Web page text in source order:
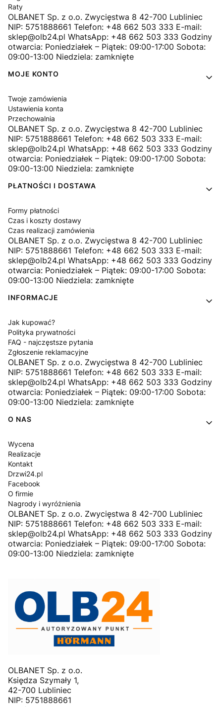
Raty
OLBANET Sp. z o.o. Zwycięstwa 8 42-700 Lubliniec
NIP: 5751888661 Telefon: +48 662 503 333 E-mail:
sklep@olb24.pl WhatsApp: +48 662 503 333 Godziny
otwarcia: Poniedziałek – Piątek: 09:00-17:00 Sobota:
09:00-13:00 Niedziela: zamknięte
MOJE KONTO
Twoje zamówienia
Ustawienia konta
Przechowalnia
OLBANET Sp. z o.o. Zwycięstwa 8 42-700 Lubliniec
NIP: 5751888661 Telefon: +48 662 503 333 E-mail:
sklep@olb24.pl WhatsApp: +48 662 503 333 Godziny
otwarcia: Poniedziałek – Piątek: 09:00-17:00 Sobota:
09:00-13:00 Niedziela: zamknięte
PŁATNOŚCI I DOSTAWA
Formy płatności
Czas i koszty dostawy
Czas realizacji zamówienia
OLBANET Sp. z o.o. Zwycięstwa 8 42-700 Lubliniec
NIP: 5751888661 Telefon: +48 662 503 333 E-mail:
sklep@olb24.pl WhatsApp: +48 662 503 333 Godziny
otwarcia: Poniedziałek – Piątek: 09:00-17:00 Sobota:
09:00-13:00 Niedziela: zamknięte
INFORMACJE
Jak kupować?
Polityka prywatności
FAQ - najczęstsze pytania
Zgłoszenie reklamacyjne
OLBANET Sp. z o.o. Zwycięstwa 8 42-700 Lubliniec
NIP: 5751888661 Telefon: +48 662 503 333 E-mail:
sklep@olb24.pl WhatsApp: +48 662 503 333 Godziny
otwarcia: Poniedziałek – Piątek: 09:00-17:00 Sobota:
09:00-13:00 Niedziela: zamknięte
O NAS
Wycena
Realizacje
Kontakt
Drzwi24.pl
Facebook
O firmie
Nagrody i wyróżnienia
OLBANET Sp. z o.o. Zwycięstwa 8 42-700 Lubliniec
NIP: 5751888661 Telefon: +48 662 503 333 E-mail:
sklep@olb24.pl WhatsApp: +48 662 503 333 Godziny
otwarcia: Poniedziałek – Piątek: 09:00-17:00 Sobota:
09:00-13:00 Niedziela: zamknięte
OLBANET Sp. z o.o.
Księdza Szymały 1,
42-700 Lubliniec
NIP: 5751888661